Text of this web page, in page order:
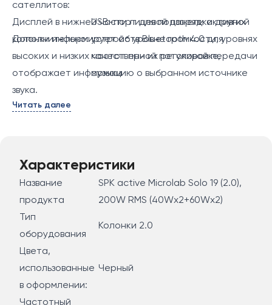
Дисплей в нижней части лицевой панели активной
колонки информирует об уровне громкости, уровнях
высоких и низких частот при их регулировке,
отображает информацию о выбранном источнике
звука.
Светодиодный индикатор на панели управления
Для обеспечения естественного и
откликающийся на звук и наиболее эффективно
сателлитов:
Дополнительно:
USB-порт для подзарядки других
устройств Bluetooth 4.0 для
качественной потоковой передачи
музыки
Читать далее
Характеристики
Название
продукта
SPK active Microlab Solo 19 (2.0),
200W RMS (40Wx2+60Wx2)
Тип
оборудования
Колонки 2.0
Цвета,
использованные
в оформлении:
Черный
Частотный